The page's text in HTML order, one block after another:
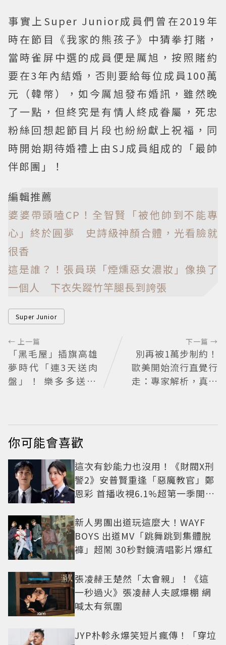
事實上Super Junior成員們曾在2019年
時在節目《我家的熊孩子》中猜拳打賭，
當時雀屏中選的成員便是厲旭，按照賭約
要在3年內結婚，否則要給每位成員100萬
元（韓幣），如今厲旭發布婚訊，雖然晚
了一點，但終究是有情人終成眷屬，死忠
粉絲回想起節目片段也紛紛獻上祝福，同
時開始期待婚禮上由SJ成員組成的「最帥
伴郎團」！
編輯推薦
婆婆帶頭嗑CP！全智賢「被他帥到不能專
心」終於圓夢 史詩級神顏合體，光看臉就
很香
這是誰？！張員瑛「煙燻惡女濃妝」像換了
一個人 下衣失蹤竹竿腿長到誇張
Super Junior
← 上一篇
「黑毛屋」插旗高雄
夢時代「連3天送肉
盤」！ 樂多多送40
下一篇 →
別再被1萬步制約！
歐美開始流行直覺行
走：專家解析，真正
你可能會喜歡
這次有鈔能力也沒用！《財閥X刑
警2》安普賢重逢「惡魔教官」鄭
恩彩 首播收視6.1%超第一季開紅
新人男團出道玩這麼大！WAYF
BOYS 出道MV「跳舞跳到集體脫
褲」超鬧 30秒對鏡清唱影片爆紅
張凌赫王楚然「太會親」！《這
一秒過火》張凌赫人夫感爆棚 網
喊太有氛圍
JYP朴軫永爆笑短片瘋傳！「穿垃